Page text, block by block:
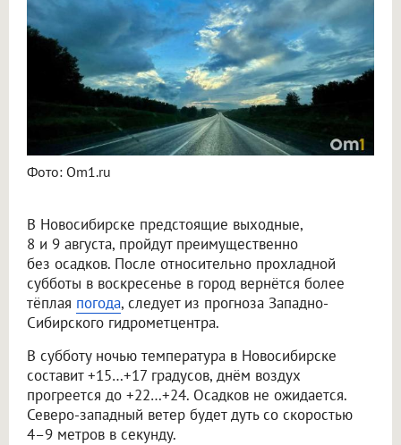
Фото: Om1.ru
В Новосибирске предстоящие выходные,
8 и 9 августа, пройдут преимущественно
без осадков. После относительно прохладной
субботы в воскресенье в город вернётся более
тёплая погода, следует из прогноза Западно-
Сибирского гидрометцентра.
В субботу ночью температура в Новосибирске
составит +15…+17 градусов, днём воздух
прогреется до +22…+24. Осадков не ожидается.
Северо-западный ветер будет дуть со скоростью
4–9 метров в секунду.